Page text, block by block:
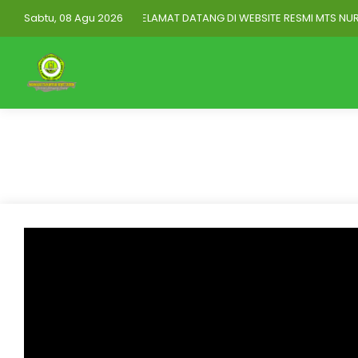
Sabtu, 08 Agu 2026SELAMAT DATANG DI WEBSITE RESMI MTS NURUT